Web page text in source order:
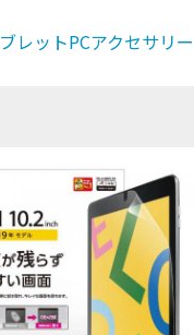
レットPCアクセサリー